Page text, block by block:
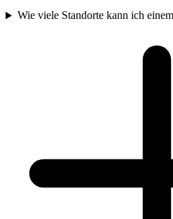
Wie viele Standorte kann ich